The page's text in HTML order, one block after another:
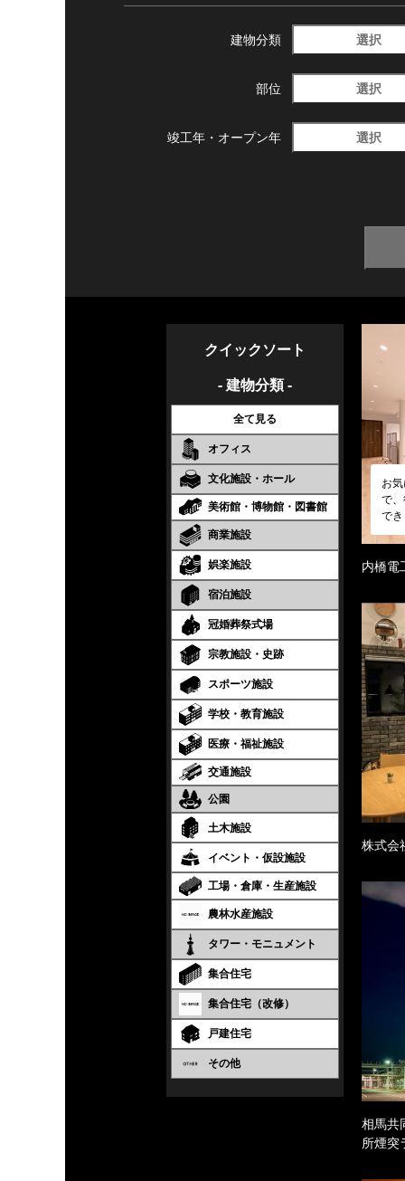
建物分類 選択
部位 選択
竣工年・ オープン年 選択
クイックソート
- 建物分類 -
全て見る
オフィス
文化施設・ホール
美術館・博物館・図書館
商業施設
娯楽施設
宿泊施設
冠婚葬祭式場
宗教施設・史跡
スポーツ施設
学校・教育施設
医療・福祉施設
交通施設
公園
土木施設
イベント・仮設施設
工場・倉庫・生産施設
農林水産施設
タワー・モニュメント
集合住宅
集合住宅（改修）
戸建住宅
その他
お
で
で
内橋電
株式会
相馬共
所煙突